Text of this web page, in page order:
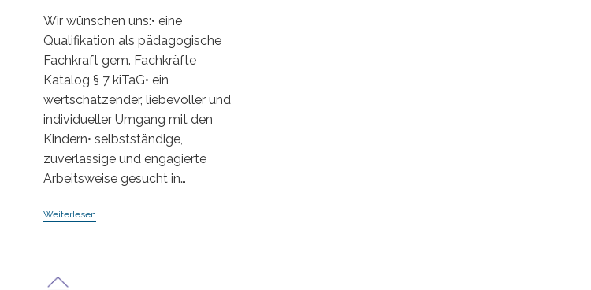
Wir wünschen uns:• eine
Qualifikation als pädagogische
Fachkraft gem. Fachkräfte
Katalog § 7 kiTaG• ein
wertschätzender, liebevoller und
individueller Umgang mit den
Kindern• selbstständige,
zuverlässige und engagierte
Arbeitsweise gesucht in…
Weiterlesen